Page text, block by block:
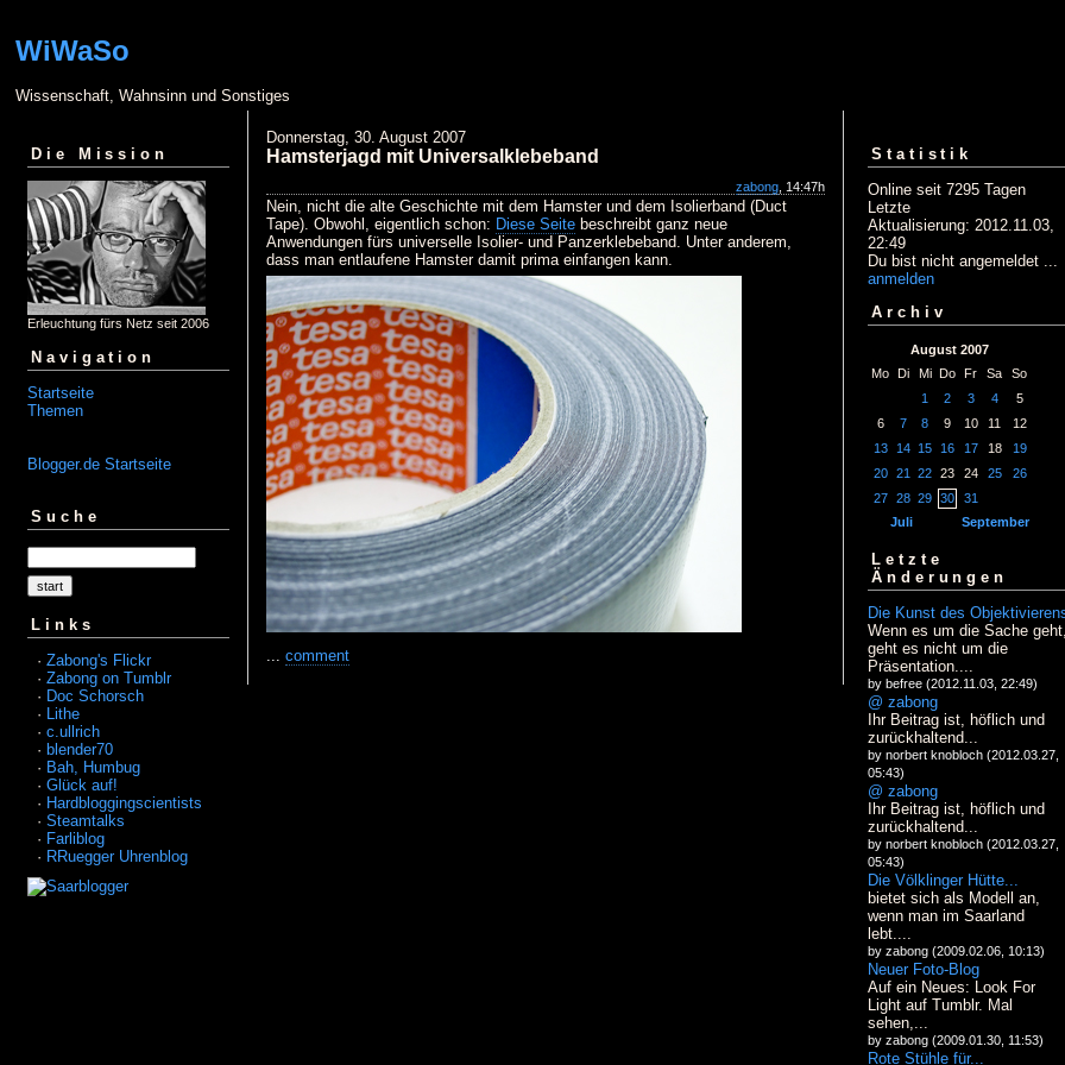
WiWaSo
Wissenschaft, Wahnsinn und Sonstiges
Die Mission
Erleuchtung fürs Netz seit 2006
Navigation
Startseite
Themen
Blogger.de Startseite
Suche
Links
· Zabong's Flickr
· Zabong on Tumblr
· Doc Schorsch
· Lithe
· c.ullrich
· blender70
· Bah, Humbug
· Glück auf!
· Hardbloggingscientists
· Steamtalks
· Farliblog
· RRuegger Uhrenblog
Donnerstag, 30. August 2007
Hamsterjagd mit Universalklebeband
zabong , 14:47h
Nein, nicht die alte Geschichte mit dem Hamster und dem Isolierband (Duct
Tape). Obwohl, eigentlich schon: Diese Seite beschreibt ganz neue
Anwendungen fürs universelle Isolier- und Panzerklebeband. Unter anderem,
dass man entlaufene Hamster damit prima einfangen kann.
... comment
Statistik
Online seit 7295 Tagen
Letzte
Aktualisierung: 2012.11.03,
22:49
Du bist nicht angemeldet ...
anmelden
Archiv
August 2007
Mo Di Mi Do Fr Sa
So
1
2 3 4
5
6
7 8 9 10 11
12
13
14 15 16 17 18
19
20
21 22 23 24 25
26
27
28 29 30
31
Juli
September
Letzte
Änderungen
Die Kunst des
Wenn es um die Sache
geht es nicht um die
Präsentation....
by befree (2012.11.03, 22:49)
@ zabong
Ihr Beitrag ist, höflich und
zurückhaltend...
by norbert knobloch (2012.03.27,
05:43)
@ zabong
Ihr Beitrag ist, höflich und
zurückhaltend...
by norbert knobloch (2012.03.27,
05:43)
Die Völklinger Hütte...
bietet sich als Modell an,
wenn man im Saarland
lebt....
by zabong (2009.02.06, 10:13)
Neuer Foto-Blog
Auf ein Neues: Look For
Light auf Tumblr. Mal
sehen,...
by zabong (2009.01.30, 11:53)
Rote Stühle für...